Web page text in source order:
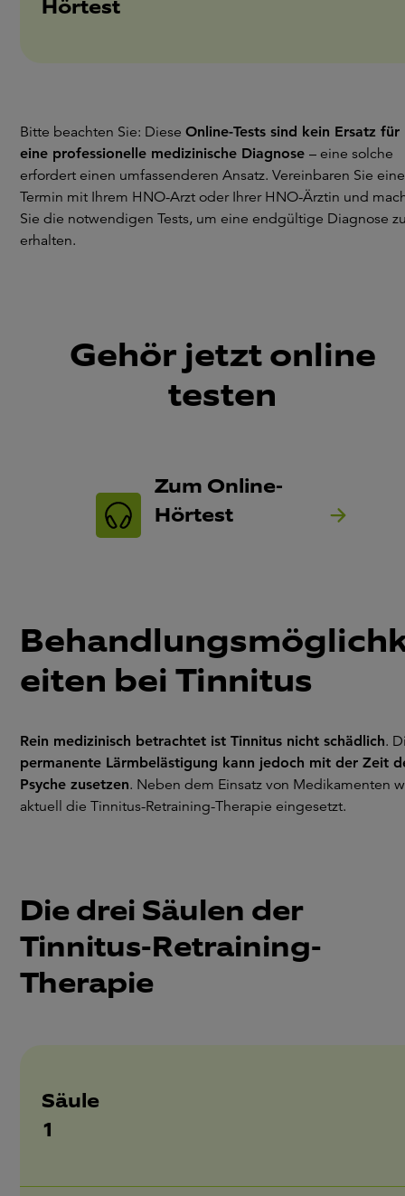
Hörtest
Bitte beachten Sie: Diese Online-Tests sind kein Ersatz für
eine professionelle medizinische Diagnose – eine solche
erfordert einen umfassenderen Ansatz. Vereinbaren Sie
Termin mit Ihrem HNO-Arzt oder Ihrer HNO-Ärztin und
Sie die notwendigen Tests, um eine endgültige Diagnose
erhalten.
Gehör jetzt online
testen
Zum Online-
Hörtest
eiten bei Tinnitus
Rein medizinisch betrachtet ist Tinnitus nicht schädlich.
permanente Lärmbelästigung kann jedoch mit der Zeit
Psyche zusetzen. Neben dem Einsatz von Medikamenten
aktuell die Tinnitus-Retraining-Therapie eingesetzt.
Die drei Säulen der
Tinnitus-Retraining-
Therapie
Säule
1